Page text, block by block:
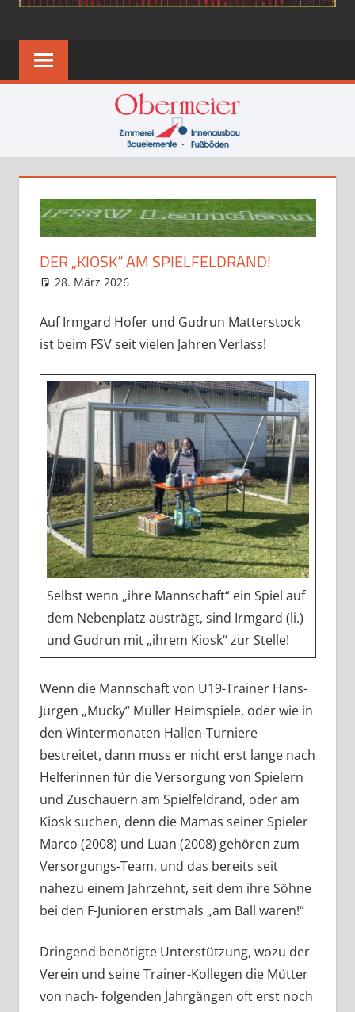
DER „KIOSK“ AM SPIELFELDRAND!
28. März 2026
Auf Irmgard Hofer und Gudrun Matterstock
ist beim FSV seit vielen Jahren Verlass!
Selbst wenn „ihre Mannschaft“ ein Spiel auf
dem Nebenplatz austrägt, sind Irmgard (li.)
und Gudrun mit „ihrem Kiosk“ zur Stelle!
Wenn die Mannschaft von U19-Trainer Hans-
Jürgen „Mucky“ Müller Heimspiele, oder wie in
den Wintermonaten Hallen-Turniere
bestreitet, dann muss er nicht erst lange nach
Helferinnen für die Versorgung von Spielern
und Zuschauern am Spielfeldrand, oder am
Kiosk suchen, denn die Mamas seiner Spieler
Marco (2008) und Luan (2008) gehören zum
Versorgungs-Team, und das bereits seit
nahezu einem Jahrzehnt, seit dem ihre Söhne
bei den F-Junioren erstmals „am Ball waren!“
Dringend benötigte Unterstützung, wozu der
Verein und seine Trainer-Kollegen die Mütter
von nach- folgenden Jahrgängen oft erst noch